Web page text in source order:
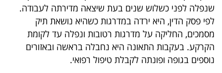
הכלכלי
פודקאסט
40
UNDER
שנפלה לפני כשלוש שנים בעת שיצאה מדירתה לעבודה.
לפי פסק הדין, היא ירדה במדרגות כשהיא נושאת תיק
מסמכים, החליקה על מדרגות רטובות ונפלה עד לקומת
הקרקע. בעקבות התאונה היא נחבלה בראשה ובאזורים
נוספים בגופה ופונתה לקבלת טיפול רפואי.